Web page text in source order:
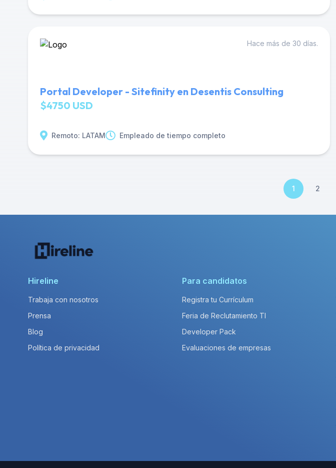
Hace más de 30 días.
Portal Developer - Sitefinity en Desentis Consulting
$4750 USD
Remoto: LATAM Empleado de tiempo completo
1 2
Hireline
Trabaja con nosotros
Prensa
Blog
Política de privacidad
Para candidatos
Registra tu Currículum
Feria de Reclutamiento TI
Developer Pack
Evaluaciones de empresas